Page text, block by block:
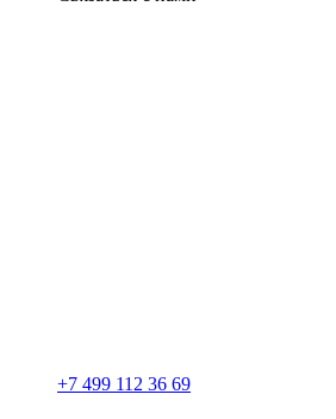
+7 499 112 36 69